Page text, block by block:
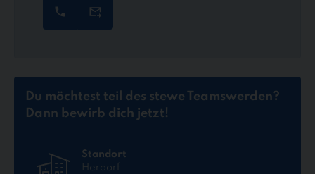
Du möchtest teil des stewe Teamswerden?
Dann bewirb dich jetzt!
Standort
Herdorf